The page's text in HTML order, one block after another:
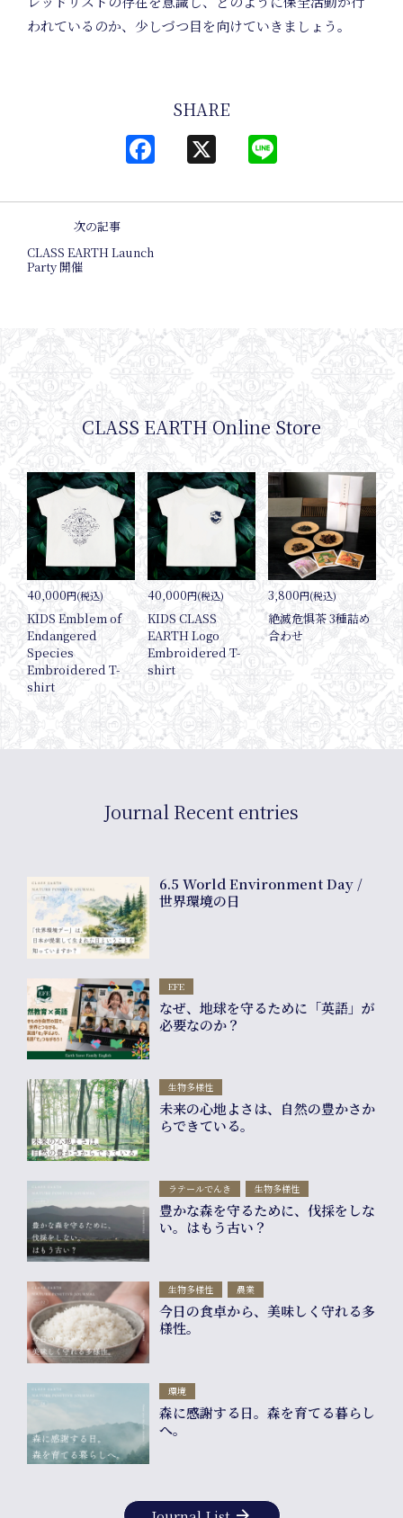
Shop
info
われているのか、少しづつ目を向けていきましょう。
SHARE
Facebook
次の記事
CLASS EARTH Launch
Party 開催
CLASS EARTH Online Store
40,000円(税込)
KIDS Emblem of
Endangered
Species
Embroidered T-
shirt
40,000円(税込)
KIDS CLASS
EARTH Logo
Embroidered T-
shirt
3,800円(税込)
絶滅危惧茶 3種詰め
合わせ
Journal Recent entries
6.5 World Environment Day /
世界環境の日
EFE
なぜ、地球を守るために「英語」が
必要なのか？
生物多様性
未来の心地よさは、自然の豊かさか
らできている。
ラテールでんき 生物多様性
豊かな森を守るために、伐採をしな
い。はもう古い？
生物多様性 農業
今日の食卓から、美味しく守れる多
様性。
環境
森に感謝する日。森を育てる暮らし
へ。